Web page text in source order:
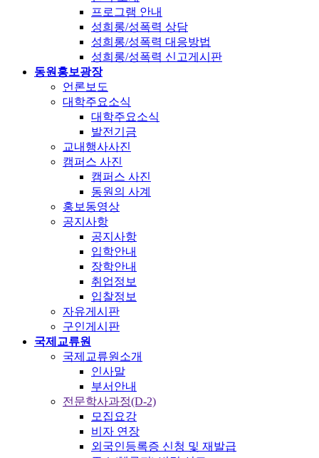
프로그램 안내
성희롱/성폭력 상담
성희롱/성폭력 대응방법
성희롱/성폭력 신고게시판
동원홍보광장
언론보도
대학주요소식
대학주요소식
발전기금
교내행사사진
캠퍼스 사진
캠퍼스 사진
동원의 사계
홍보동영상
공지사항
공지사항
입학안내
장학안내
취업정보
입찰정보
자유게시판
구인게시판
국제교류원
국제교류원소개
인사말
부서안내
전문학사과정(D-2)
모집요강
비자 연장
외국인등록증 신청 및 재발급